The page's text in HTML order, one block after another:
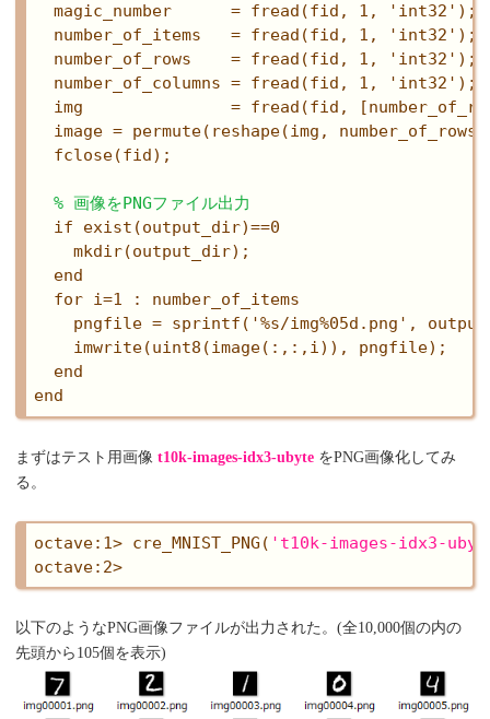
  magic_number      = fread(fid, 1, 'int32');
  number_of_items   = fread(fid, 1, 'int32');
  number_of_rows    = fread(fid, 1, 'int32');
  number_of_columns = fread(fid, 1, 'int32');
img               = fread(fid,
image = permute(reshape(img,
  fclose(fid);
% 画像をPNGファイル出力
  if exist(output_dir)==0
    mkdir(output_dir);
  end
  for i=1 : number_of_items
pngfile = sprintf('%s/img%05d.png',
    imwrite(uint8(image(:,:,i)), pngfile);
  end
まずはテスト用画像 t10k-images-idx3-ubyte をPNG画像化してみ
る。
octave:1> cre_MNIST_PNG( 't10k-images-idx3-
以下のようなPNG画像ファイルが出力された。(全10,000個の内の
先頭から105個を表示)